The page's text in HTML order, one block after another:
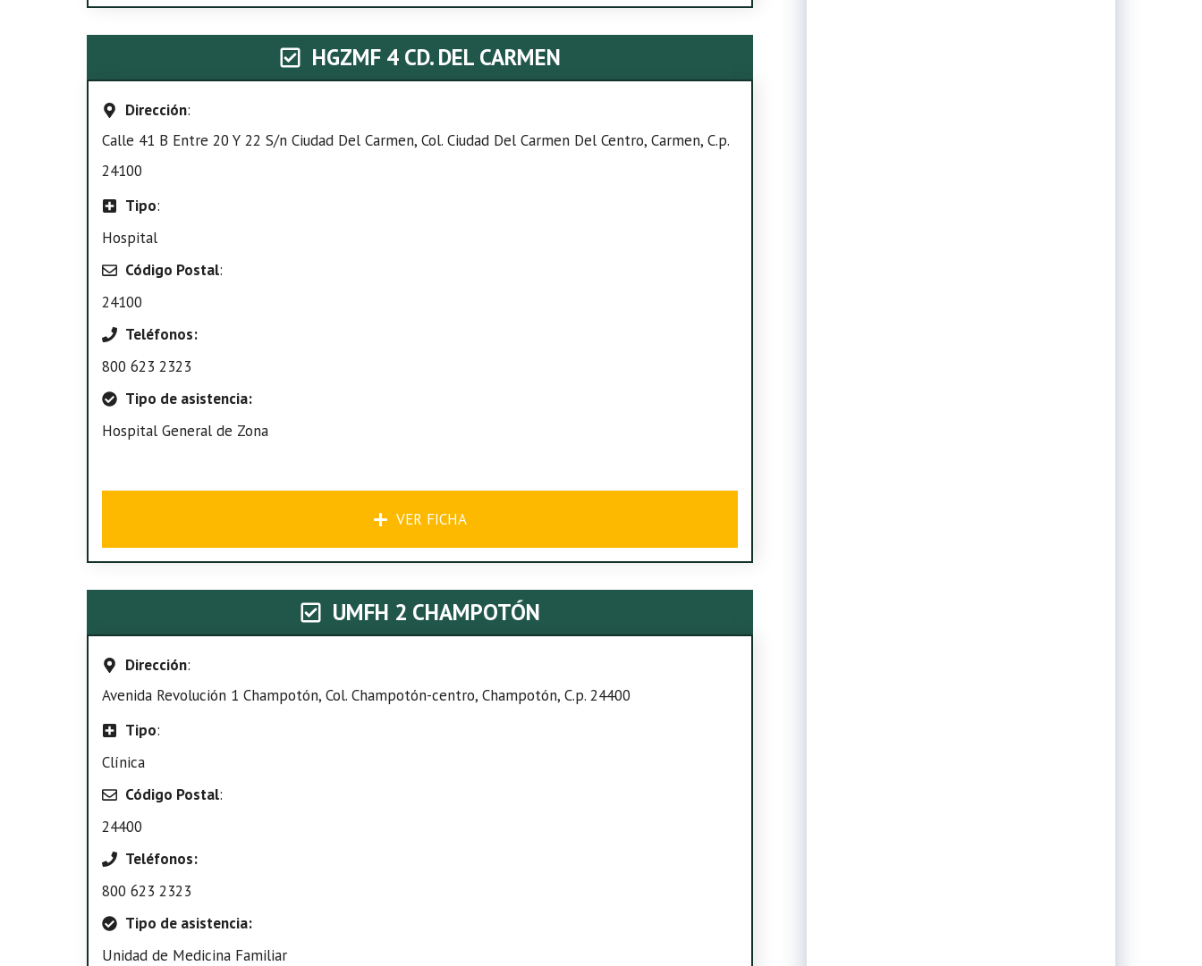
HGZMF 4 CD. DEL CARMEN
Dirección:
Calle 41 B Entre 20 Y 22 S/n Ciudad Del Carmen, Col. Ciudad Del Carmen Del Centro, Carmen, C.p.
24100
Tipo:
Hospital
Código Postal:
24100
Teléfonos:
800 623 2323
Tipo de asistencia:
Hospital General de Zona
VER FICHA
UMFH 2 CHAMPOTÓN
Dirección:
Avenida Revolución 1 Champotón, Col. Champotón-centro, Champotón, C.p. 24400
Tipo:
Clínica
Código Postal:
24400
Teléfonos:
800 623 2323
Tipo de asistencia:
Unidad de Medicina Familiar